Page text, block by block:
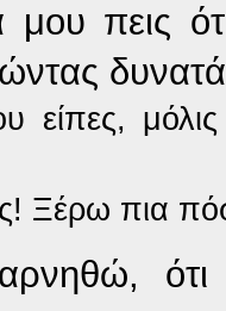
πεις
είπες,
Ξέρω πια
ότι